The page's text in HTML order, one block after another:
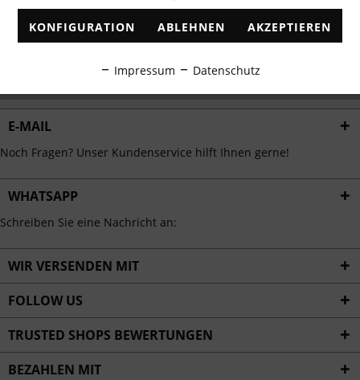
E-MAIL
Noch Fragen? Unser Kundenservice hilft Ihnen gerne!
WHATSAPP
Schreiben Sie eine Nachricht an:
WIR VERSENDEN MIT
FOLLOW US
TRUSTED SHOPS BEWERTUNGEN
BEZAHLEN MIT
Tracking Inaktiv
Personalisierung Inaktiv
Service
KONFIGURATION ABLEHNEN AKZEPTIEREN
Impressum Datenschutz